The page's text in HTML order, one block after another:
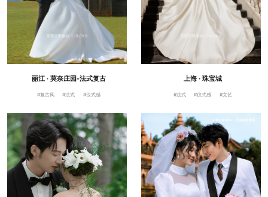
丽江 · 莫奈庄园-法式复古
#复古风 #法式 #仪式感
上海 · 珠宝城
#法式 #仪式感 #文艺